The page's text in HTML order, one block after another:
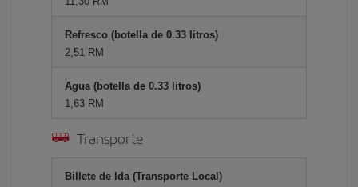
Refresco (botella de 0.33 litros)
2,51 RM
Agua (botella de 0.33 litros)
1,63 RM
Transporte
Billete de Ida (Transporte Local)